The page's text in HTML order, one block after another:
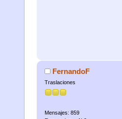
FernandoF
Traslaciones
Mensajes: 859